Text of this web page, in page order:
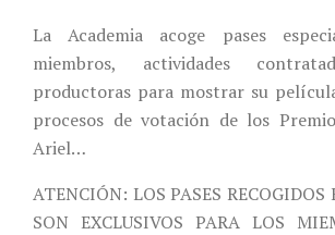
La Academia acoge pases
miembros, actividades
productoras para mostrar su
procesos de votación de los
Ariel…
ATENCIÓN: LOS PASES RECOGIDOS
SON EXCLUSIVOS PARA LOS